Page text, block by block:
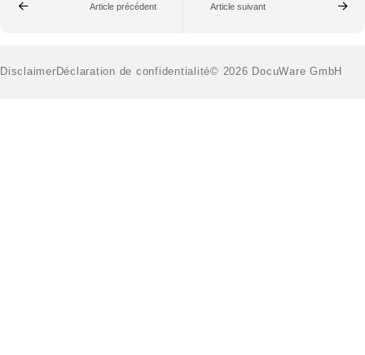
Article précédent Article suivant
Disclaimer Déclaration de confidentialité© 2026 DocuWare GmbH